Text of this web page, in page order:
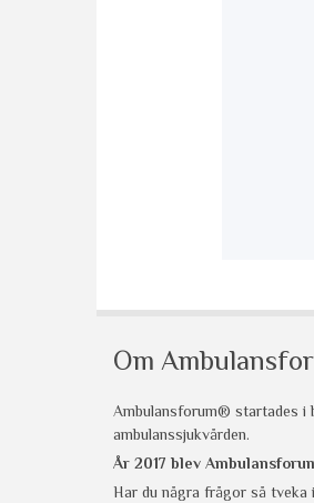
Om
Ambulansforum® startades i
ambulanssjukvården.
År 2017 blev
Har du några frågor så tveka